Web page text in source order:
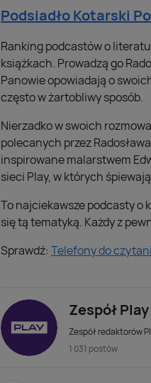
Podsiadło Kotarski
Ranking podcastów o
książkach. Prowadzą go
Panowie opowiadają o
często w żartobliwy sposób.
Nierzadko w swoich
polecanych przez
inspirowane malarstwem
sieci Play, w których
To najciekawsze podcasty o
się tą tematyką. Każdy z
Sprawdź: Telefony do
Zespół
Zespół redaktorów
1 031 postów